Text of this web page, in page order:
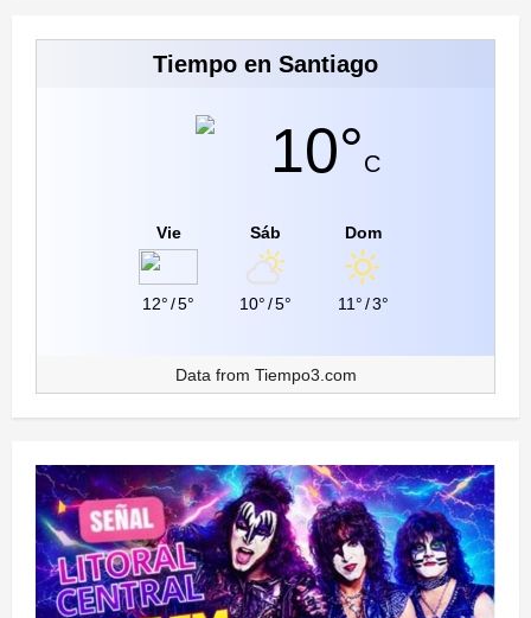
Tiempo en Santiago
10°C
Vie
12°/5°
Sáb
10°/5°
Dom
11°/3°
Data from Tiempo3.com